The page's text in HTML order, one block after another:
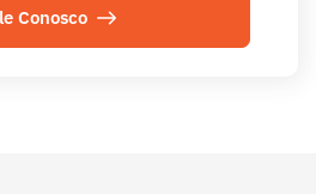
Conosco